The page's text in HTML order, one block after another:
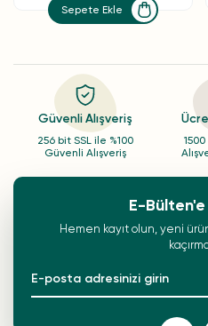
Sepete Ekle
Güvenli Alışveriş
256 bit SSL ile %100
Güvenli Alışveriş
E-Bülten'e
Hemen kayıt olun, yeni